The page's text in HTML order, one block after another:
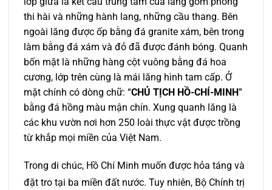
thi hài và những hành lang, những cầu thang. Bên
ngoài lăng được ốp bằng đá granite xám, bên trong
làm bằng đá xám và đỏ đã được đánh bóng. Quanh
bốn mặt là những hàng cột vuông bằng đá hoa
cương, lớp trên cùng là mái lăng hình tam cấp. Ở
mặt chính có dòng chữ: “CHỦ TỊCH HỒ-CHÍ-MINH”
bằng đá hồng màu mận chín. Xung quanh lăng là
các khu vườn nơi hơn 250 loài thực vật được trồng
từ khắp mọi miền của Việt Nam.
Trong di chúc, Hồ Chí Minh muốn được hỏa táng và
đặt tro tại ba miền đất nước. Tuy nhiên, Bộ Chính trị